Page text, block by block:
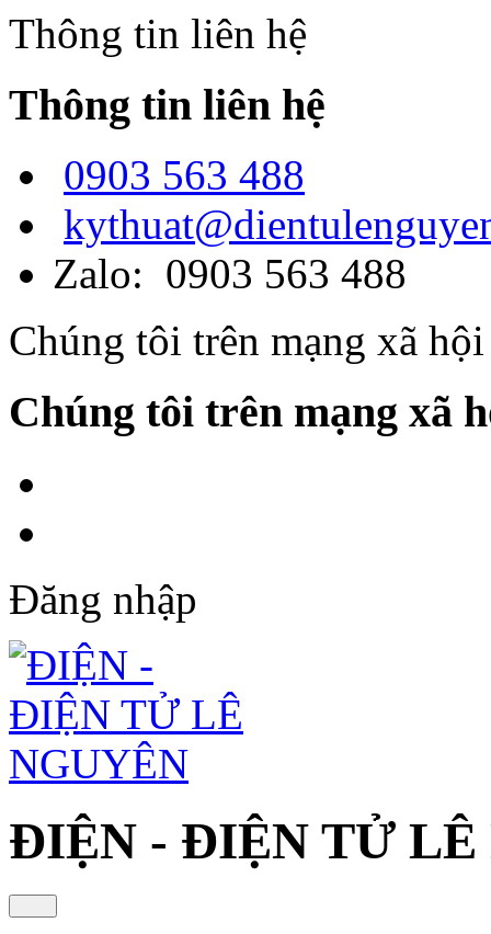
Thông tin liên hệ
Thông tin liên hệ
0903 563 488
Zalo: 0903 563 488
Chúng tôi trên mạng xã hội
Chúng tôi trên mạng xã
Đăng nhập
ĐIỆN - ĐIỆN TỬ LÊ